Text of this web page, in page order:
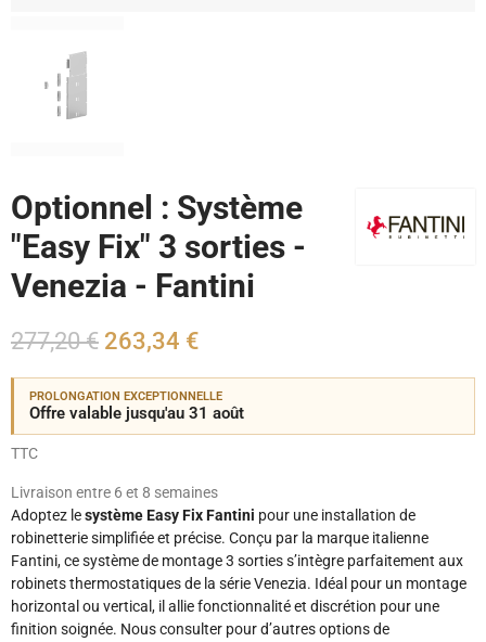
Optionnel : Système
"Easy Fix" 3 sorties -
Venezia - Fantini
277,20 € 263,34 €
PROLONGATION EXCEPTIONNELLE
Offre valable jusqu'au 31 août
TTC
Livraison entre 6 et 8 semaines
Adoptez lesystème Easy Fix Fantini pour une installation de
robinetterie simplifiée et précise. Conçu par la marque italienne
Fantini, ce système de montage 3 sorties s’intègre parfaitement aux
robinets thermostatiques de la série Venezia. Idéal pour un montage
horizontal ou vertical, il allie fonctionnalité et discrétion pour une
finition soignée. Nous consulter pour d’autres options de